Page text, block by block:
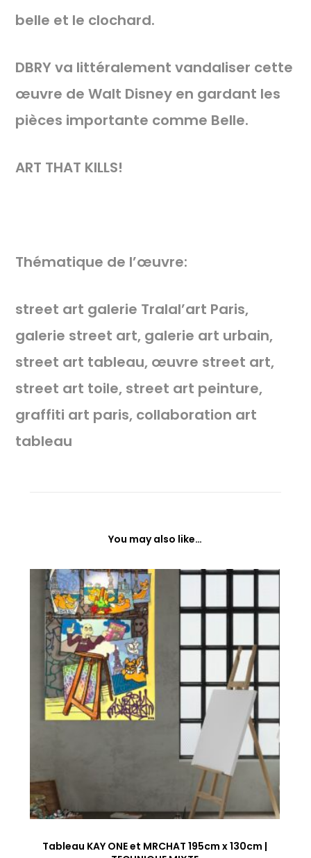
belle et le clochard.
DBRY va littéralement vandaliser cette
œuvre de Walt Disney en gardant les
pièces importante comme Belle.
ART THAT KILLS!
Thématique de l’œuvre:
street art galerie Tralal’art Paris,
galerie street art, galerie art urbain,
street art tableau, œuvre street art,
street art toile, street art peinture,
graffiti art paris, collaboration art
tableau
You may also like…
Tableau KAY ONE et MRCHAT 195cm x 130cm |